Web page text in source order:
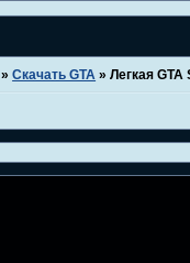
»Скачать GTA »Легкая